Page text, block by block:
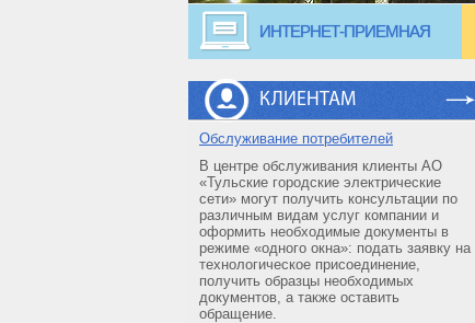
ИНТЕРНЕТ-ПРИЕМНАЯ
КЛИЕНТАМ
Обслуживание потребителей
В центре обслуживания клиенты АО
«Тульские городские электрические
сети» могут получить консультации по
различным видам услуг компании и
оформить необходимые документы в
режиме «одного окна»: подать заявку на
технологическое присоединение,
получить образцы необходимых
документов, а также оставить
обращение.